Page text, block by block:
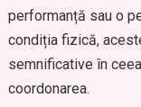
performanță sau o
condiția fizică,
semnificative în
coordonarea.